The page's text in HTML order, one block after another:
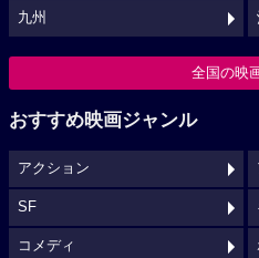
九州
全国の映
おすすめ映画ジャンル
アクション
SF
コメディ